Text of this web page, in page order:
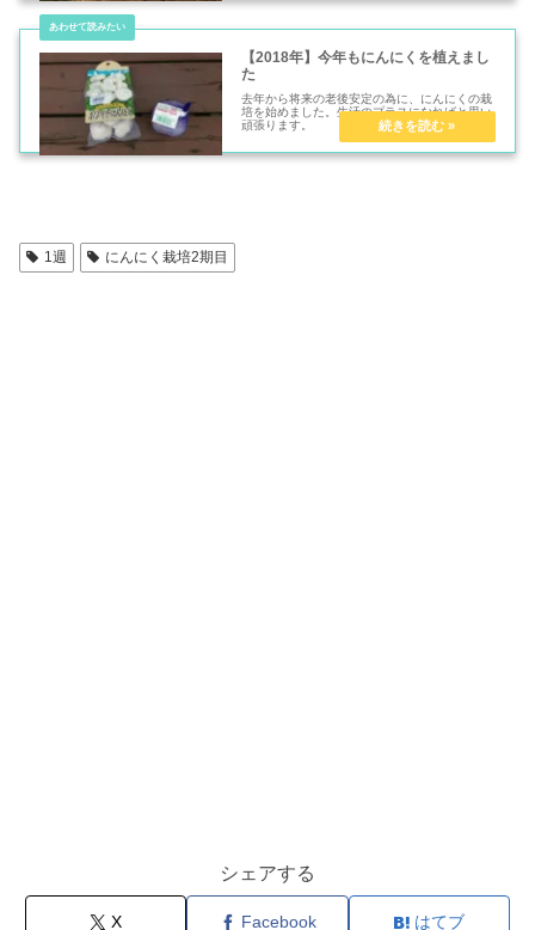
【2018年】今年もにんにくを植えまし
た
去年から将来の老後安定の為に、にんにくの栽
培を始めました。生活のプラスになればと思い
頑張ります。
1週 にんにく栽培2期目
シェアする
X Facebook はてブ